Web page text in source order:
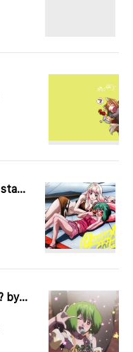
마크로스 프론티어 - What 'bout my star?
마크로스의 귀환 - 나의 노래를 들어!!? by 란카